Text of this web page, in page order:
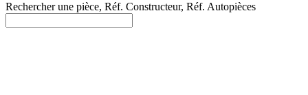
Rechercher une pièce, Réf. Constructeur, Réf. Autopièces